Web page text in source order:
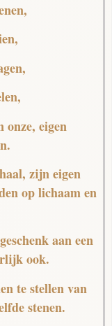
onze, eigen
zijn eigen
op lichaam en
aan een
ook.
te stellen van
stenen.